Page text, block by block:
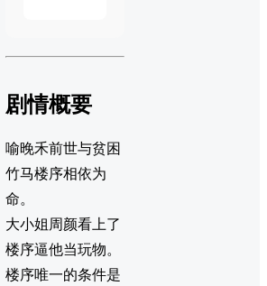
剧情概要
喻晚禾前世与贫困
竹马楼序相依为
命。
大小姐周颜看上了
楼序逼他当玩物。
楼序唯一的条件是